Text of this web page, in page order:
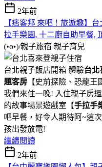
2年前
【痞客邦 來吧！旅遊趣】
拉手樂園, 十二廚自助早餐,
(•ө•)/親子旅宿 親子育兒
台北親子飯店開箱 體驗台北
題客房 【史前探險、恐龍
我們來住一晚! 入住親子房
的故事場景遊戲室【手拉手
吧早餐，好令人期待阿~這
孩出發放電!
繼續閱讀
2年前